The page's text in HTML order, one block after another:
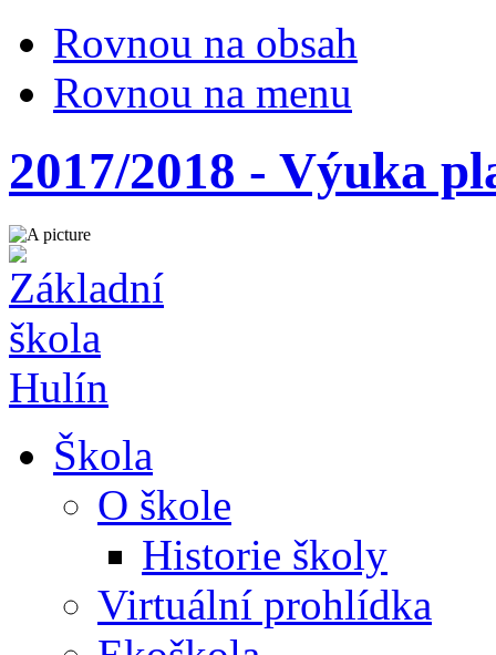
Rovnou na obsah
Rovnou na menu
2017/2018 - Výuka
Škola
O škole
Historie školy
Virtuální prohlídka